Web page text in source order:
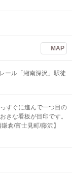
MAP
ール「湘南深沢」駅徒
すぐに進んで一つ目の
きな看板が目印です。
倉/富士見町/藤沢】